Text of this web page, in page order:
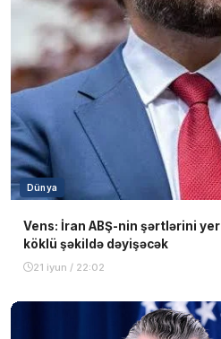
Dünya
Vens: İran ABŞ-nin şərtlərini
köklü şəkildə dəyişəcək
21 iyun / 22:02